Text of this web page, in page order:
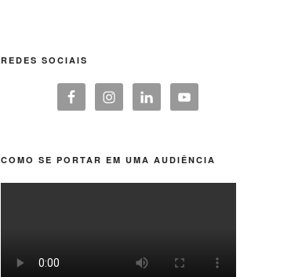
REDES SOCIAIS
COMO SE PORTAR EM UMA AUDIÊNCIA